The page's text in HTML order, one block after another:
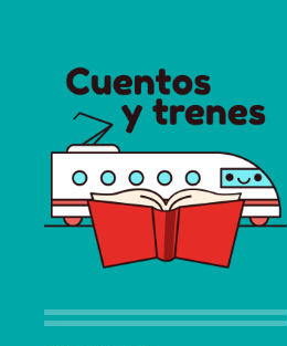
CUENTOS Y TRENES
TRENES DE MADERA Y LIBROS